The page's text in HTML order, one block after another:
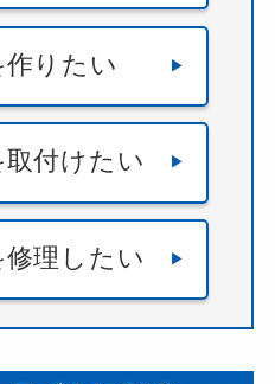
作りたい
取付けたい
修理したい